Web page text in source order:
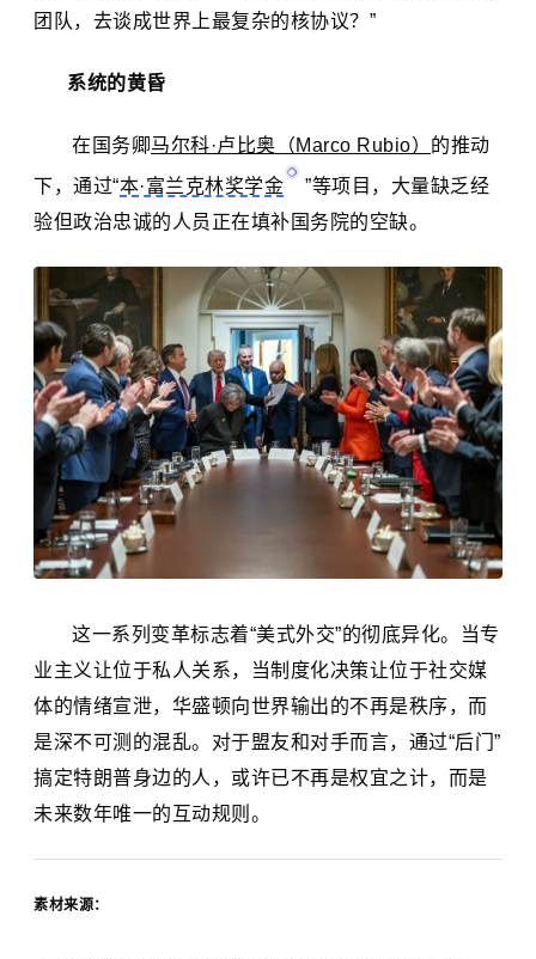
团队，去谈成世界上最复杂的核协议？”
系统的黄昏
在国务卿马尔科·卢比奥（Marco Rubio） 的推动
下，通过“本·富兰克林奖学金
”等项目，大量缺乏经
验但政治忠诚的人员正在填补国务院的空缺。
这一系列变革标志着“美式外交”的彻底异化。当专
业主义让位于私人关系，当制度化决策让位于社交媒
体的情绪宣泄，华盛顿向世界输出的不再是秩序，而
是深不可测的混乱。对于盟友和对手而言，通过“后门”
搞定特朗普身边的人，或许已不再是权宜之计，而是
未来数年唯一的互动规则。
素材来源：